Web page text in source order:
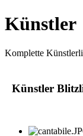
Künstler
Komplette
Künstler